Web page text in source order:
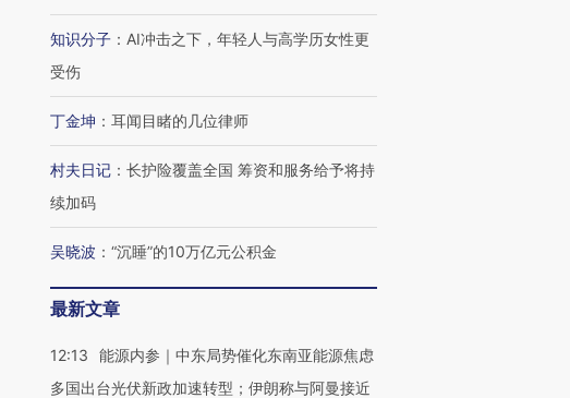
知识分子 ： AI冲击之下，年轻人与高学历女性更
受伤
丁金坤 ： 耳闻目睹的几位律师
村夫日记 ： 长护险覆盖全国 筹资和服务给予将持
续加码
吴晓波 ： “沉睡”的10万亿元公积金
最新文章
12:13
能源内参｜中东局势催化东南亚能源焦虑
多国出台光伏新政加速转型；伊朗称与阿曼接近